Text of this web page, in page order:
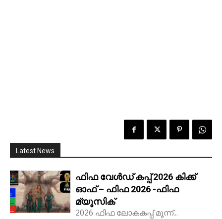
Latest News
ഫിഫ വേൾഡ് കപ്പ് 2026 കിക്ക്‌
ഓഫ് – ഫിഫ 2026 -ഫിഫ
മ്യൂസിക്
2026 ഫിഫ ലോകകപ്പ് മൂന്ന്...